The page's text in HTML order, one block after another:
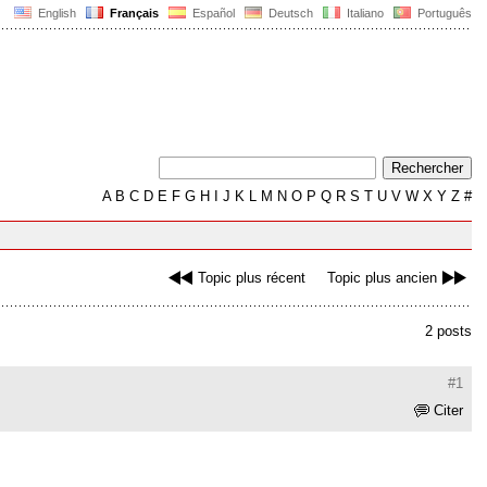
English Français Español Deutsch Italiano Português
AB C D E F G H J K L M N O P Q R S T U V W X Y Z #
Topic plus récent Topic plus ancien
2 posts
#1
Citer